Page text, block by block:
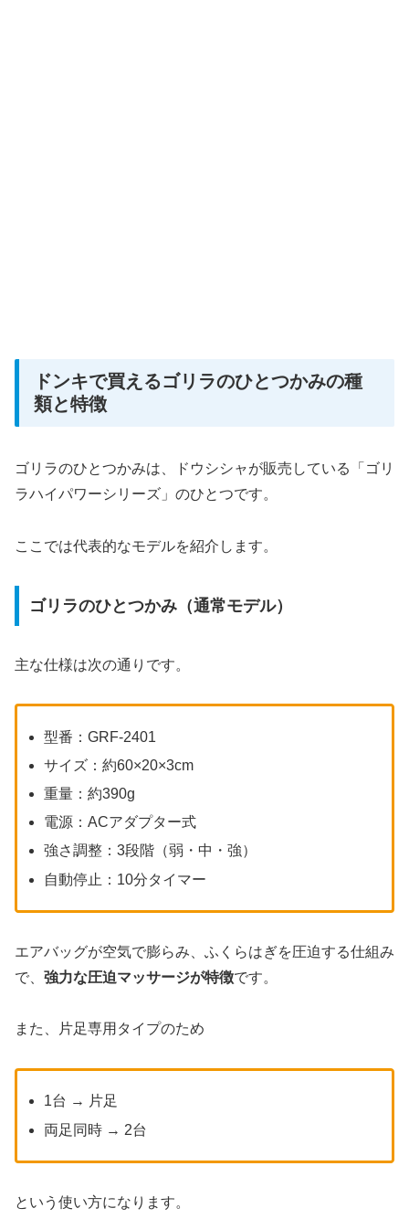
ドンキで買えるゴリラのひとつかみの種
類と特徴
ゴリラのひとつかみは、ドウシシャが販売している「ゴリ
ラハイパワーシリーズ」のひとつです。
ここでは代表的なモデルを紹介します。
ゴリラのひとつかみ（通常モデル）
主な仕様は次の通りです。
型番：GRF-2401
サイズ：約60×20×3cm
重量：約390g
電源：ACアダプター式
強さ調整：3段階（弱・中・強）
自動停止：10分タイマー
エアバッグが空気で膨らみ、ふくらはぎを圧迫する仕組み
で、 強力な圧迫マッサージが特徴です。
また、片足専用タイプのため
1台 → 片足
両足同時 → 2台
という使い方になります。